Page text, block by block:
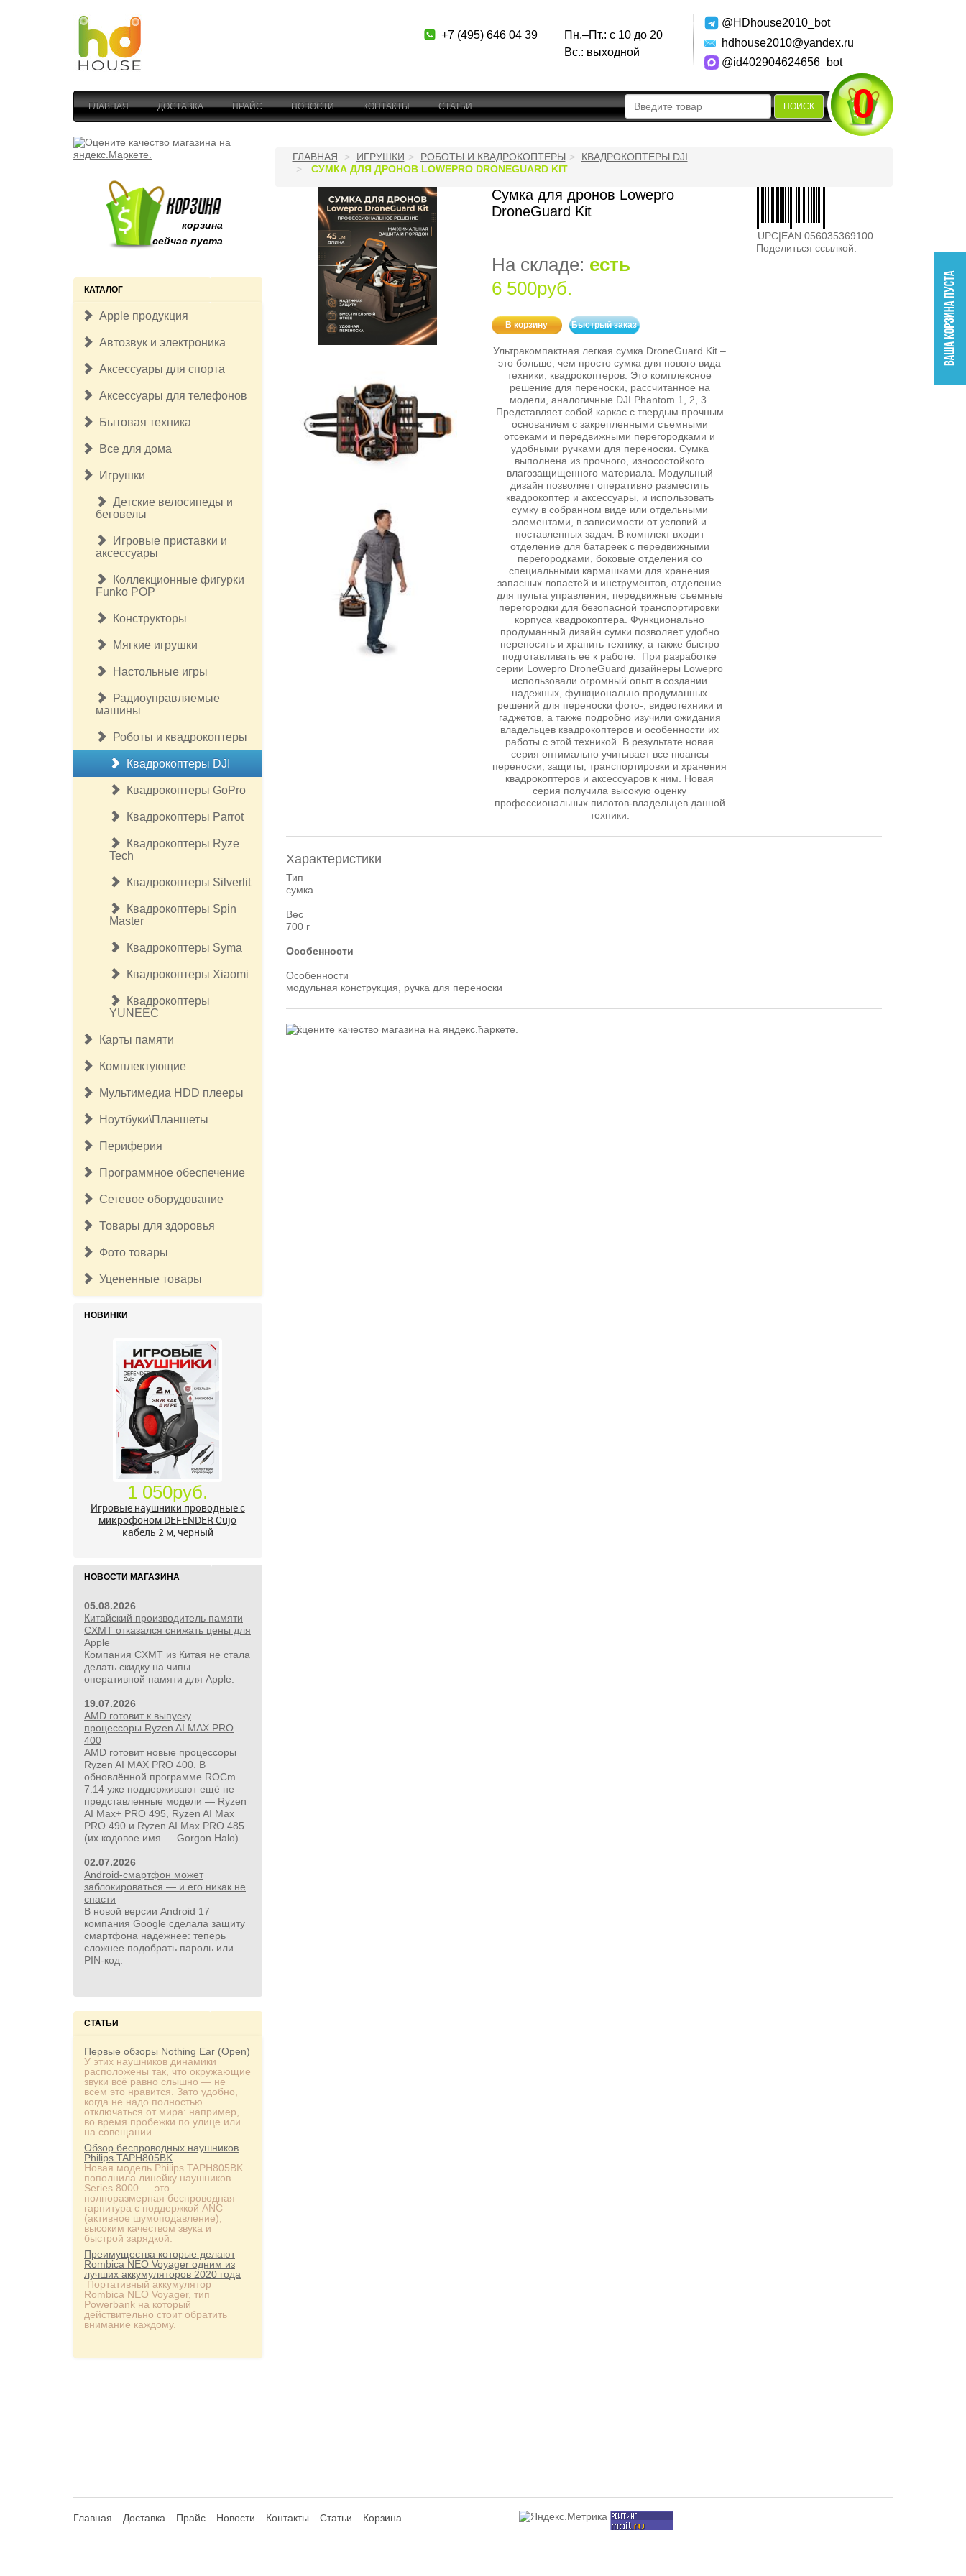
+7 (495) 646 04 39
Пн.–Пт.: с 10 до 20
Вс.: выходной
@HDhouse2010_bot
hdhouse2010@yandex.ru
@id402904624656_bot
ГЛАВНАЯ ДОСТАВКА ПРАЙС НОВОСТИ КОНТАКТЫ СТАТЬИ ПОИСК 0
корзина
сейчас пуста
КАТАЛОГ
Apple продукция
Автозвук и электроника
Аксессуары для спорта
Аксессуары для телефонов
Бытовая техника
Все для дома
Игрушки
Детские велосипеды и
беговелы
Игровые приставки и
аксессуары
Коллекционные фигурки
Funko POP
Конструкторы
Мягкие игрушки
Настольные игры
Радиоуправляемые
машины
Роботы и квадрокоптеры
Квадрокоптеры DJI
Квадрокоптеры GoPro
Квадрокоптеры Parrot
Квадрокоптеры Ryze
Tech
Квадрокоптеры Silverlit
Квадрокоптеры Spin
Master
Квадрокоптеры Syma
Квадрокоптеры Xiaomi
Квадрокоптеры
YUNEEC
Карты памяти
Комплектующие
Мультимедиа HDD плееры
Ноутбуки\Планшеты
Периферия
Программное обеспечение
Сетевое оборудование
Товары для здоровья
Фото товары
Уцененные товары
НОВИНКИ
1 050руб.
Игровые наушники проводные с
микрофоном DEFENDER Сujo
кабель 2 м, черный
НОВОСТИ МАГАЗИНА
05.08.2026
Китайский производитель памяти
CXMT отказался снижать цены для
Apple
Компания CXMT из Китая не стала
делать скидку на чипы
оперативной памяти для Apple.
19.07.2026
AMD готовит к выпуску
процессоры Ryzen AI MAX PRO
400
AMD готовит новые процессоры
Ryzen AI MAX PRO 400. В
обновлённой программе ROCm
7.14 уже поддерживают ещё не
представленные модели — Ryzen
AI Max+ PRO 495, Ryzen AI Max
PRO 490 и Ryzen AI Max PRO 485
(их кодовое имя — Gorgon Halo).
02.07.2026
Android-смартфон может
заблокироваться — и его никак не
спасти
В новой версии Android 17
компания Google сделала защиту
смартфона надёжнее: теперь
сложнее подобрать пароль или
PIN‑код.
СТАТЬИ
Первые обзоры Nothing Ear (Open)
У этих наушников динамики
расположены так, что окружающие
звуки всё равно слышно — не
всем это нравится. Зато удобно,
когда не надо полностью
отключаться от мира: например,
во время пробежки по улице или
на совещании.
Обзор беспроводных наушников
Philips TAPH805BK
Новая модель Philips TAPH805BK
пополнила линейку наушников
Series 8000 — это
полноразмерная беспроводная
гарнитура с поддержкой ANC
(активное шумоподавление),
высоким качеством звука и
быстрой зарядкой.
Преимущества которые делают
Rombica NEO Voyager одним из
лучших аккумуляторов 2020 года
Портативный аккумулятор
Rombica NEO Voyager, тип
Powerbank на который
действительно стоит обратить
внимание каждому.
ГЛАВНАЯ ИГРУШКИ РОБОТЫ И КВАДРОКОПТЕРЫ
КВАДРОКОПТЕРЫ DJI
СУМКА ДЛЯ ДРОНОВ LOWEPRO DRONEGUARD KIT
Сумка для дронов Lowepro
DroneGuard Kit
На складе: есть
6 500руб.
В корзину Быстрый заказ
Ультракомпактная легкая сумка DroneGuard Kit –
это больше, чем просто сумка для нового вида
техники, квадрокоптеров. Это комплексное
решение для переноски, рассчитанное на
модели, аналогичные DJI Phantom 1, 2, 3.
Представляет собой каркас с твердым прочным
основанием с закрепленными съемными
отсеками и передвижными перегородками и
удобными ручками для переноски. Сумка
выполнена из прочного, износостойкого
влагозащищенного материала. Модульный
дизайн позволяет оперативно разместить
квадрокоптер и аксессуары, и использовать
сумку в собранном виде или отдельными
элементами, в зависимости от условий и
поставленных задач. В комплект входит
отделение для батареек с передвижными
перегородками, боковые отделения со
специальными кармашками для хранения
запасных лопастей и инструментов, отделение
для пульта управления, передвижные съемные
перегородки для безопасной транспортировки
корпуса квадрокоптера. Функционально
продуманный дизайн сумки позволяет удобно
переносить и хранить технику, а также быстро
подготавливать ее к работе. При разработке
серии Lowepro DroneGuard дизайнеры Lowepro
использовали огромный опыт в создании
надежных, функционально продуманных
решений для переноски фото-, видеотехники и
гаджетов, а также подробно изучили ожидания
владельцев квадрокоптеров и особенности их
работы с этой техникой. В результате новая
серия оптимально учитывает все нюансы
переноски, защиты, транспортировки и хранения
квадрокоптеров и аксессуаров к ним. Новая
серия получила высокую оценку
профессиональных пилотов-владельцев данной
техники.
UPC|EAN 056035369100
Поделиться ссылкой:
Характеристики
Тип
сумка
Вес
700 г
Особенности
Особенности
модульная конструкция, ручка для переноски
Главная Доставка Прайс Новости Контакты Статьи Корзина